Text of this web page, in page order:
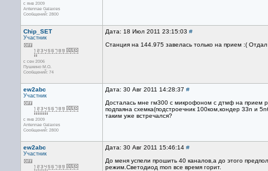
с янв 2009
Antennae Galaxies
Сообщений: 2800
Chip_SET
Участник
с сен 2006
Пушкино М.О.
Сообщений: 74
Дата: 18 Июл 2011 23:15:03 #
Станция на 144.975 завелась только на прием :(
ew2abc
Участник
с янв 2009
Antennae Galaxies
Сообщений: 2800
Дата: 30 Авг 2011 14:28:37 #
Досталась мне гм300 с микрофоном с дтмф на прием
подпаяна схемка(подстроечник 100ком,кондер 33n и
таким уже встречался?
ew2abc
Участник
Дата: 30 Авг 2011 15:46:14 #
До меня успели прошить 40 каналов,а до этого
режим.Светодиод mon все время горит.